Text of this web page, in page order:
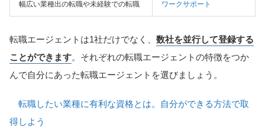
幅広い業種出の転職や未経験での転職 ワークサポート
転職エージェントは1社だけでなく、 数社を並行して登録する
ことができます。それぞれの転職エージェントの特徴をつか
んで自分にあった転職エージェントを選びましょう。
転職したい業種に有利な資格とは。自分ができる方法で取
得しよう